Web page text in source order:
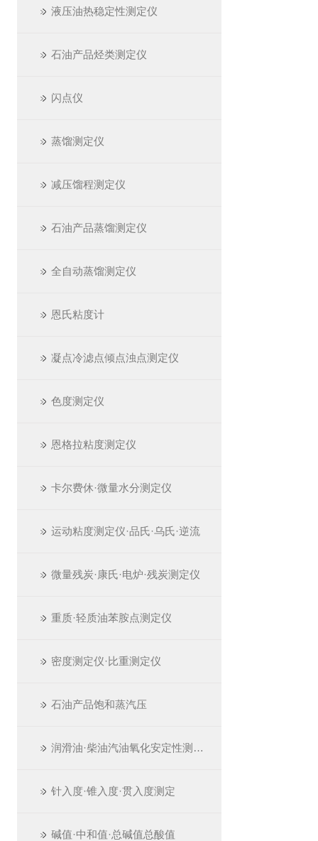
液压油热稳定性测定仪
石油产品烃类测定仪
闪点仪
蒸馏测定仪
减压馏程测定仪
石油产品蒸馏测定仪
全自动蒸馏测定仪
恩氏粘度计
凝点冷滤点倾点浊点测定仪
色度测定仪
恩格拉粘度测定仪
卡尔费休·微量水分测定仪
运动粘度测定仪·品氏·乌氏·逆流
微量残炭·康氏·电炉·残炭测定仪
重质·轻质油苯胺点测定仪
密度测定仪·比重测定仪
石油产品饱和蒸汽压
润滑油·柴油汽油氧化安定性测定仪
针入度·锥入度·贯入度测定
碱值·中和值·总碱值总酸值